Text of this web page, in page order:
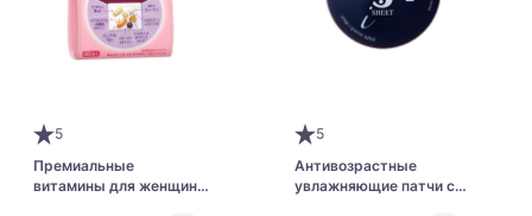
5
Премиальные
витамины для женщин
5
Антивозрастные
увлажняющие патчи с